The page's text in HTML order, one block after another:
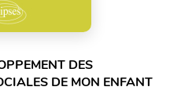
DES
DE MON ENFANT